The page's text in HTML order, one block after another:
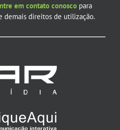
em contato conosco para
demais direitos de utilização.